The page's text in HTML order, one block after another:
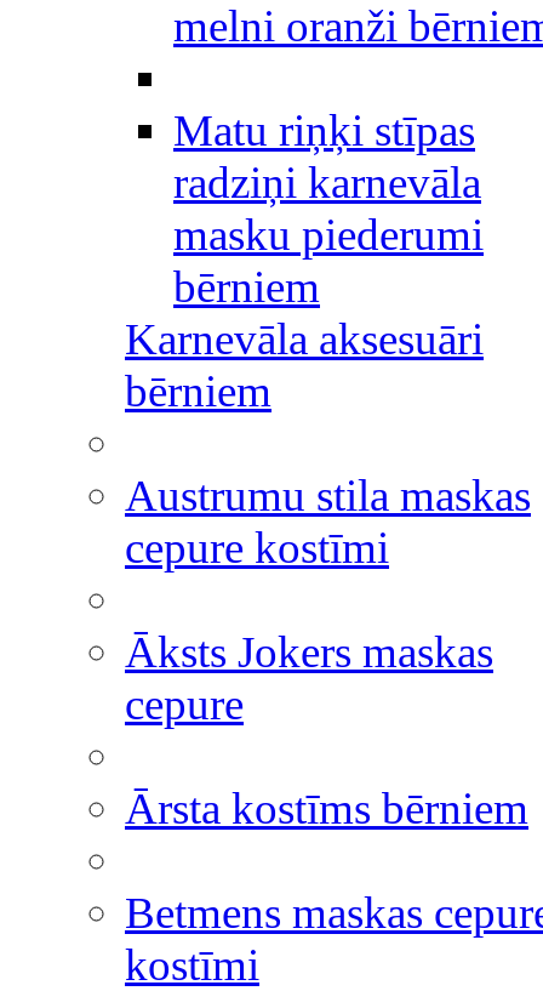
melni oranži
Matu riņķi stīpas
radziņi karnevāla
masku piederumi
bērniem
Karnevāla aksesuāri
bērniem
Austrumu stila maskas
cepure kostīmi
Āksts Jokers maskas
cepure
Ārsta kostīms bērniem
Betmens maskas
kostīmi